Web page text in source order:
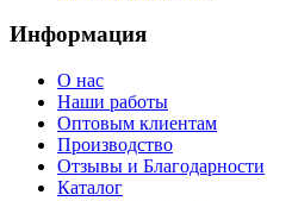
Информация
О нас
Наши работы
Оптовым клиентам
Производство
Отзывы и Благодарности
Каталог